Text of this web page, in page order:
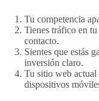
Tu competencia
Tienes tráfico en
contacto.
Sientes que estás
inversión claro.
Tu sitio web
dispositivos